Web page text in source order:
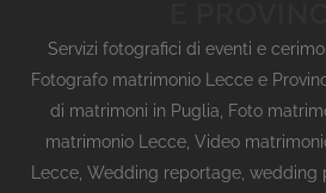
Servizi fotografici di eventi e
Fotografo matrimonio Lecce e
di matrimoni in Puglia
Foto
matrimonio Lecce Video
Lecce, Wedding reportage, wedding